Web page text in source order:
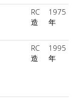
RC
造
1975
年
RC
造
1995
年